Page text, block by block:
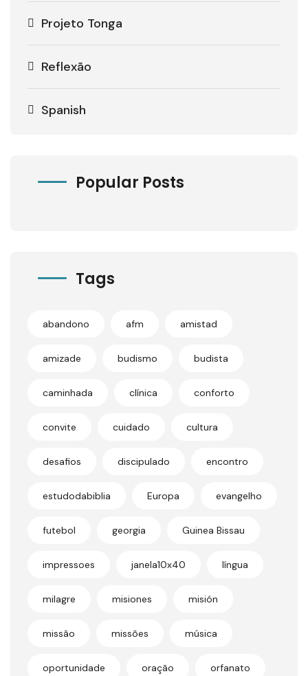
Projeto Tonga
Reflexão
Spanish
Popular Posts
Tags
abandono afm amistad
amizade budismo budista
caminhada clínica conforto
convite cuidado cultura
desafios discipulado encontro
estudodabiblia Europa evangelho
futebol georgia Guinea Bissau
impressoes janela10x40 língua
milagre misiones misión
missão missões música
oportunidade oração orfanato